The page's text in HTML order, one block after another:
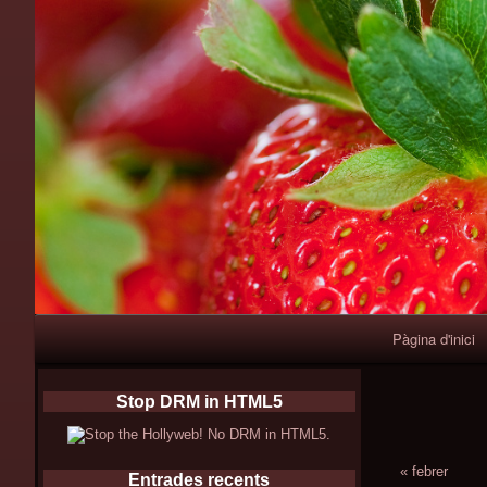
Pàgina d'inici
« febrer
Stop DRM in HTML5
Entrades recents